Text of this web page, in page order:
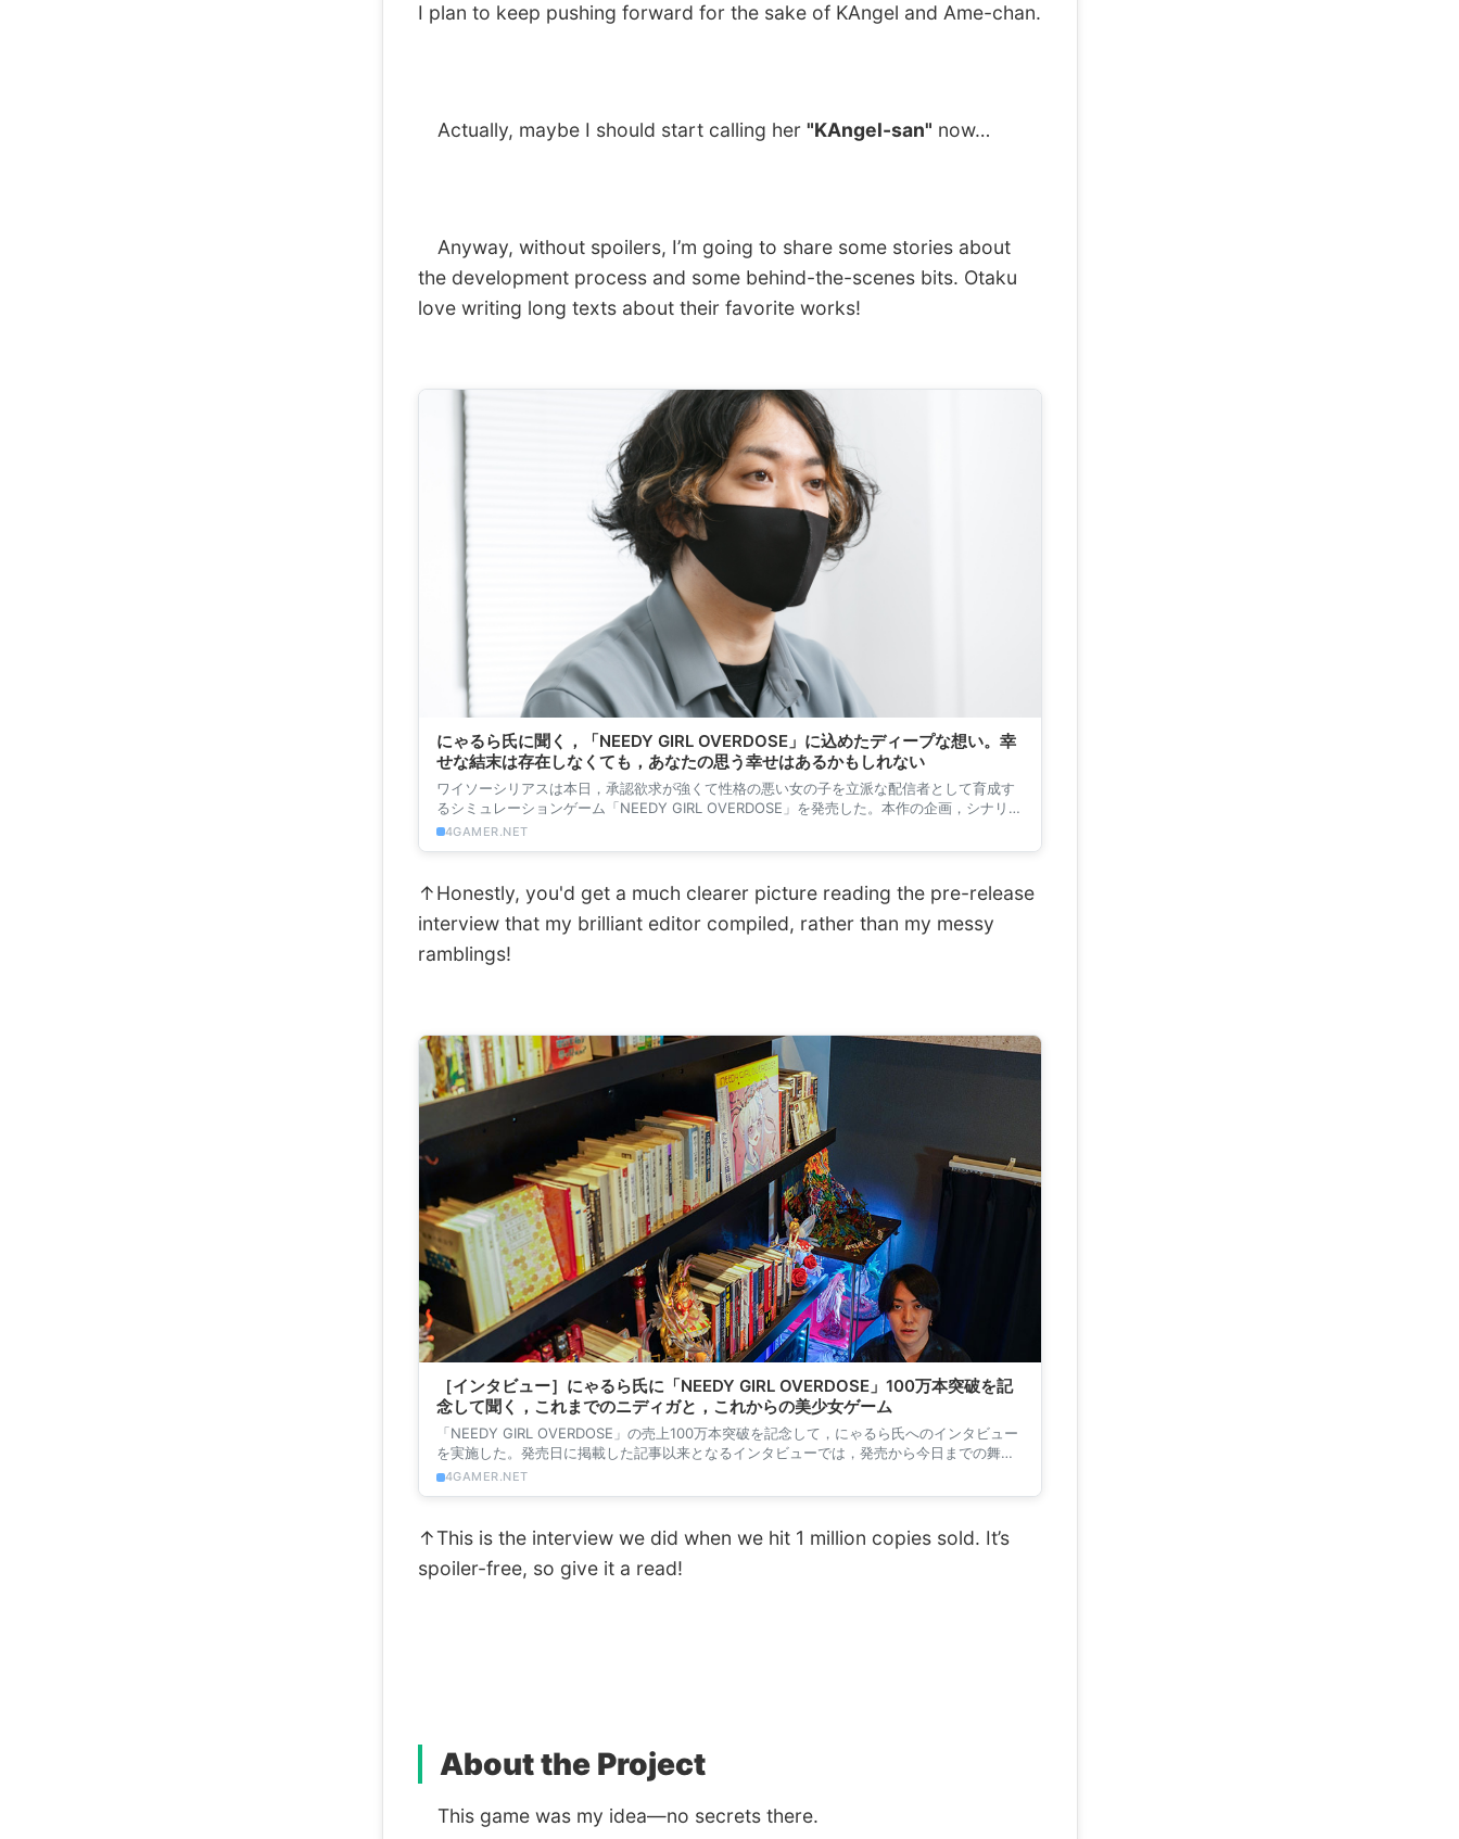
I plan to keep pushing forward for the sake of KAngel and Ame-chan.
Actually, maybe I should start calling her "KAngel-san" now…
Anyway, without spoilers, I’m going to share some stories about
the development process and some behind-the-scenes bits. Otaku
love writing long texts about their favorite works!
にゃるら氏に聞く，「NEEDY GIRL OVERDOSE」に込めたディープな想い。幸
せな結末は存在しなくても，あなたの思う幸せはあるかもしれない
ワイソーシリアスは本日，承認欲求が強くて性格の悪い女の子を立派な配信者として育成す
るシミュレーションゲーム「NEEDY GIRL OVERDOSE」を発売した。本作の企画，シナリオ
を担当したにゃ...
4GAMER.NET
↑Honestly, you'd get a much clearer picture reading the pre-release
interview that my brilliant editor compiled, rather than my messy
ramblings!
［インタビュー］にゃるら氏に「NEEDY GIRL OVERDOSE」100万本突破を記
念して聞く，これまでのニディガと，これからの美少女ゲーム
「NEEDY GIRL OVERDOSE」の売上100万本突破を記念して，にゃるら氏へのインタビュー
を実施した。発売日に掲載した記事以来となるインタビューでは，発売から今日までの舞台
裏と，飽和し...
4GAMER.NET
↑This is the interview we did when we hit 1 million copies sold. It’s
spoiler-free, so give it a read!
About the Project
This game was my idea—no secrets there.